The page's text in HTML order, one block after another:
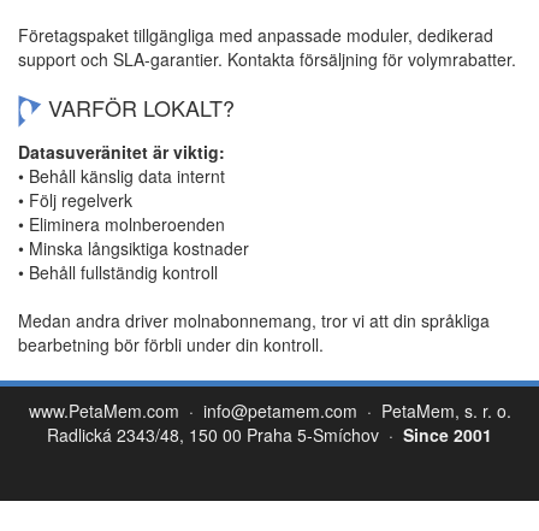
Företagspaket tillgängliga med anpassade moduler, dedikerad
support och SLA-garantier. Kontakta försäljning för volymrabatter.
VARFÖR LOKALT?
Datasuveränitet är viktig:
• Behåll känslig data internt
• Följ regelverk
• Eliminera molnberoenden
• Minska långsiktiga kostnader
• Behåll fullständig kontroll
Medan andra driver molnabonnemang, tror vi att din språkliga
bearbetning bör förbli under din kontroll.
www.PetaMem.com · info@petamem.com · PetaMem, s. r. o.
Radlická 2343/48, 150 00 Praha 5-Smíchov · Since 2001